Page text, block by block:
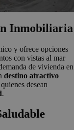
Inmobiliaria
y ofrece opciones
con vistas al mar
de vivienda en
destino atractivo
desean
.